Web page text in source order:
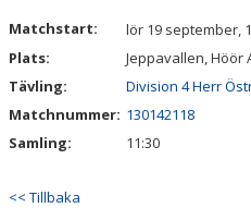
TRUPPEN
BILDGALLERI
Matchstart:
lör 19 september,
Plats:
Jeppavallen, Höör
Tävling:
Division 4 Herr
Matchnummer: 130142118
Samling:
11:30
<< Tillbaka